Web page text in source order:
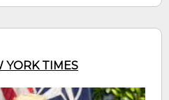
YORK TIMES